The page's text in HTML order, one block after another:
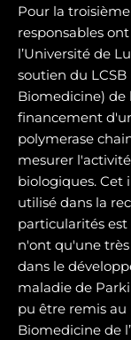
Pour la
responsables
l’Université de
soutien du
Biomedicine)
financement
polymerase
mesurer
biologiques.
utilisé dans la
particularités
n'ont qu'une
dans le
maladie de
pu être remis
Biomedicine de